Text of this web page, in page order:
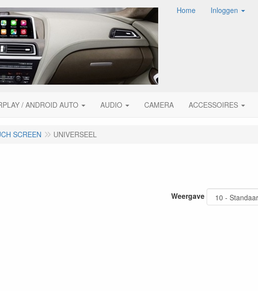
Home Inloggen
/ ANDROID AUTO AUDIO CAMERA ACCESSOIRES
SCREEN UNIVERSEEL
Weergave